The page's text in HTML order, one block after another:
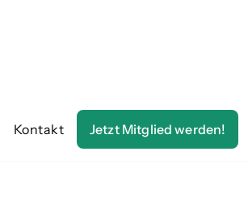
Kontakt Jetzt Mitglied werden!